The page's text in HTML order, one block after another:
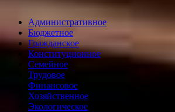
Административное
Бюджетное
Гражданское
Конституционное
Семейное
Трудовое
Финансовое
Хозяйственное
Экологическое